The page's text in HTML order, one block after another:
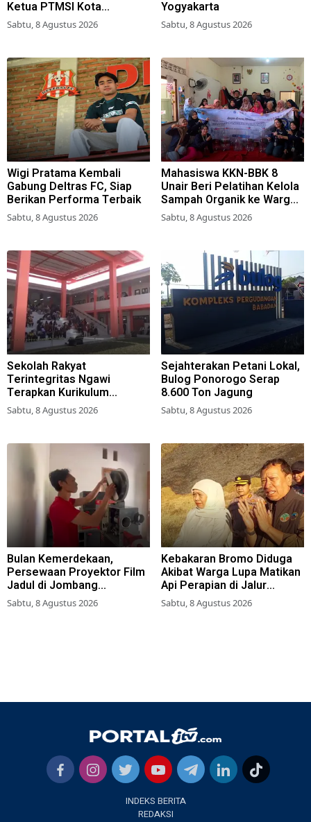
Ketua PTMSI Kota
Surabaya
Sabtu, 8 Agustus 2026
Yogyakarta
Sabtu, 8 Agustus 2026
Wigi Pratama Kembali
Gabung Deltras FC, Siap
Berikan Performa Terbaik
Sabtu, 8 Agustus 2026
Mahasiswa KKN-BBK 8
Unair Beri Pelatihan Kelola
Sampah Organik ke Warga
Simokerto Surabaya
Sabtu, 8 Agustus 2026
Sekolah Rakyat
Terintegritas Ngawi
Terapkan Kurikulum
Berbasis Asrama
Sabtu, 8 Agustus 2026
Sejahterakan Petani Lokal,
Bulog Ponorogo Serap
8.600 Ton Jagung
Sabtu, 8 Agustus 2026
Bulan Kemerdekaan,
Persewaan Proyektor Film
Jadul di Jombang
Meningkat
Sabtu, 8 Agustus 2026
Kebakaran Bromo Diduga
Akibat Warga Lupa Matikan
Api Perapian di Jalur
Tradisional
Sabtu, 8 Agustus 2026
INDEKS BERITA
REDAKSI